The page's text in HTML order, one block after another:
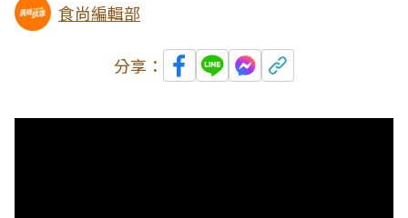
食尚編輯部
分享：